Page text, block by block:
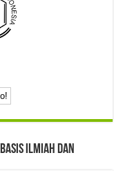
Ilmiah dan